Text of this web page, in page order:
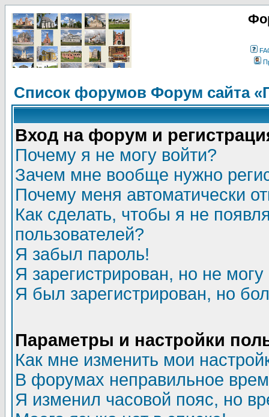
Список форумов Форум сайта
Вход на форум и
Почему я не могу войти?
Зачем мне вообще нужно
Почему меня автоматически
Как сделать, чтобы я не
пользователей?
Я забыл пароль!
Я зарегистрирован, но не могу
Я был зарегистрирован, но
Параметры и настройки
Как мне изменить мои
В форумах неправильное
Я изменил часовой пояс, но